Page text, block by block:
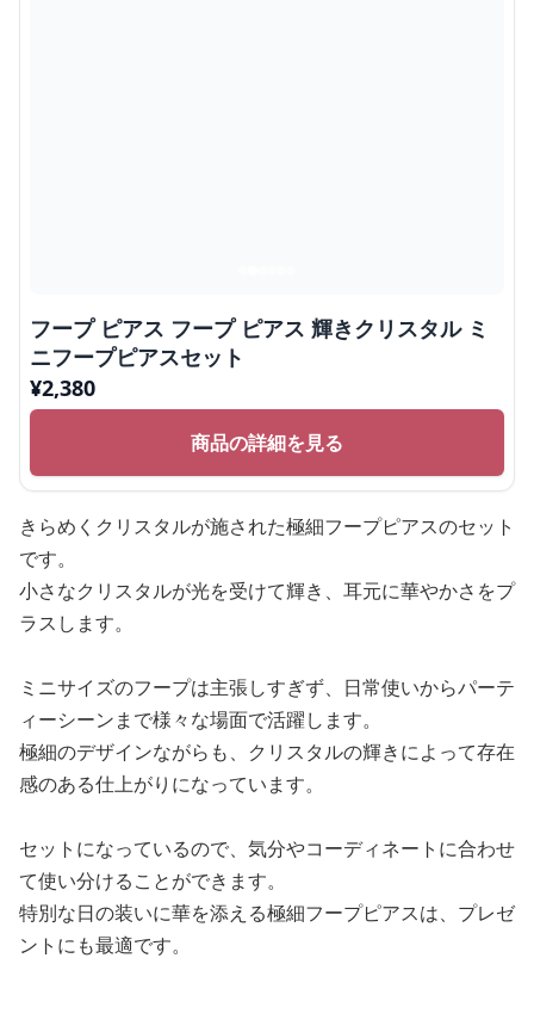
フープ ピアス フープ ピアス 輝きクリスタル ミ
ニフープピアスセット
¥2,380
商品の詳細を見る
きらめくクリスタルが施された極細フープピアスのセット
です。
小さなクリスタルが光を受けて輝き、耳元に華やかさをプ
ラスします。
ミニサイズのフープは主張しすぎず、日常使いからパーテ
ィーシーンまで様々な場面で活躍します。
極細のデザインながらも、クリスタルの輝きによって存在
感のある仕上がりになっています。
セットになっているので、気分やコーディネートに合わせ
て使い分けることができます。
特別な日の装いに華を添える極細フープピアスは、プレゼ
ントにも最適です。